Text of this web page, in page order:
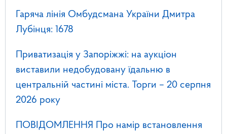
Гаряча лінія Омбудсмана України Дмитра
Лубінця: 1678
Приватизація у Запоріжжі: на аукціон
виставили недобудовану їдальню в
центральній частині міста. Торги – 20 серпня
2026 року
ПОВІДОМЛЕННЯ Про намір встановлення